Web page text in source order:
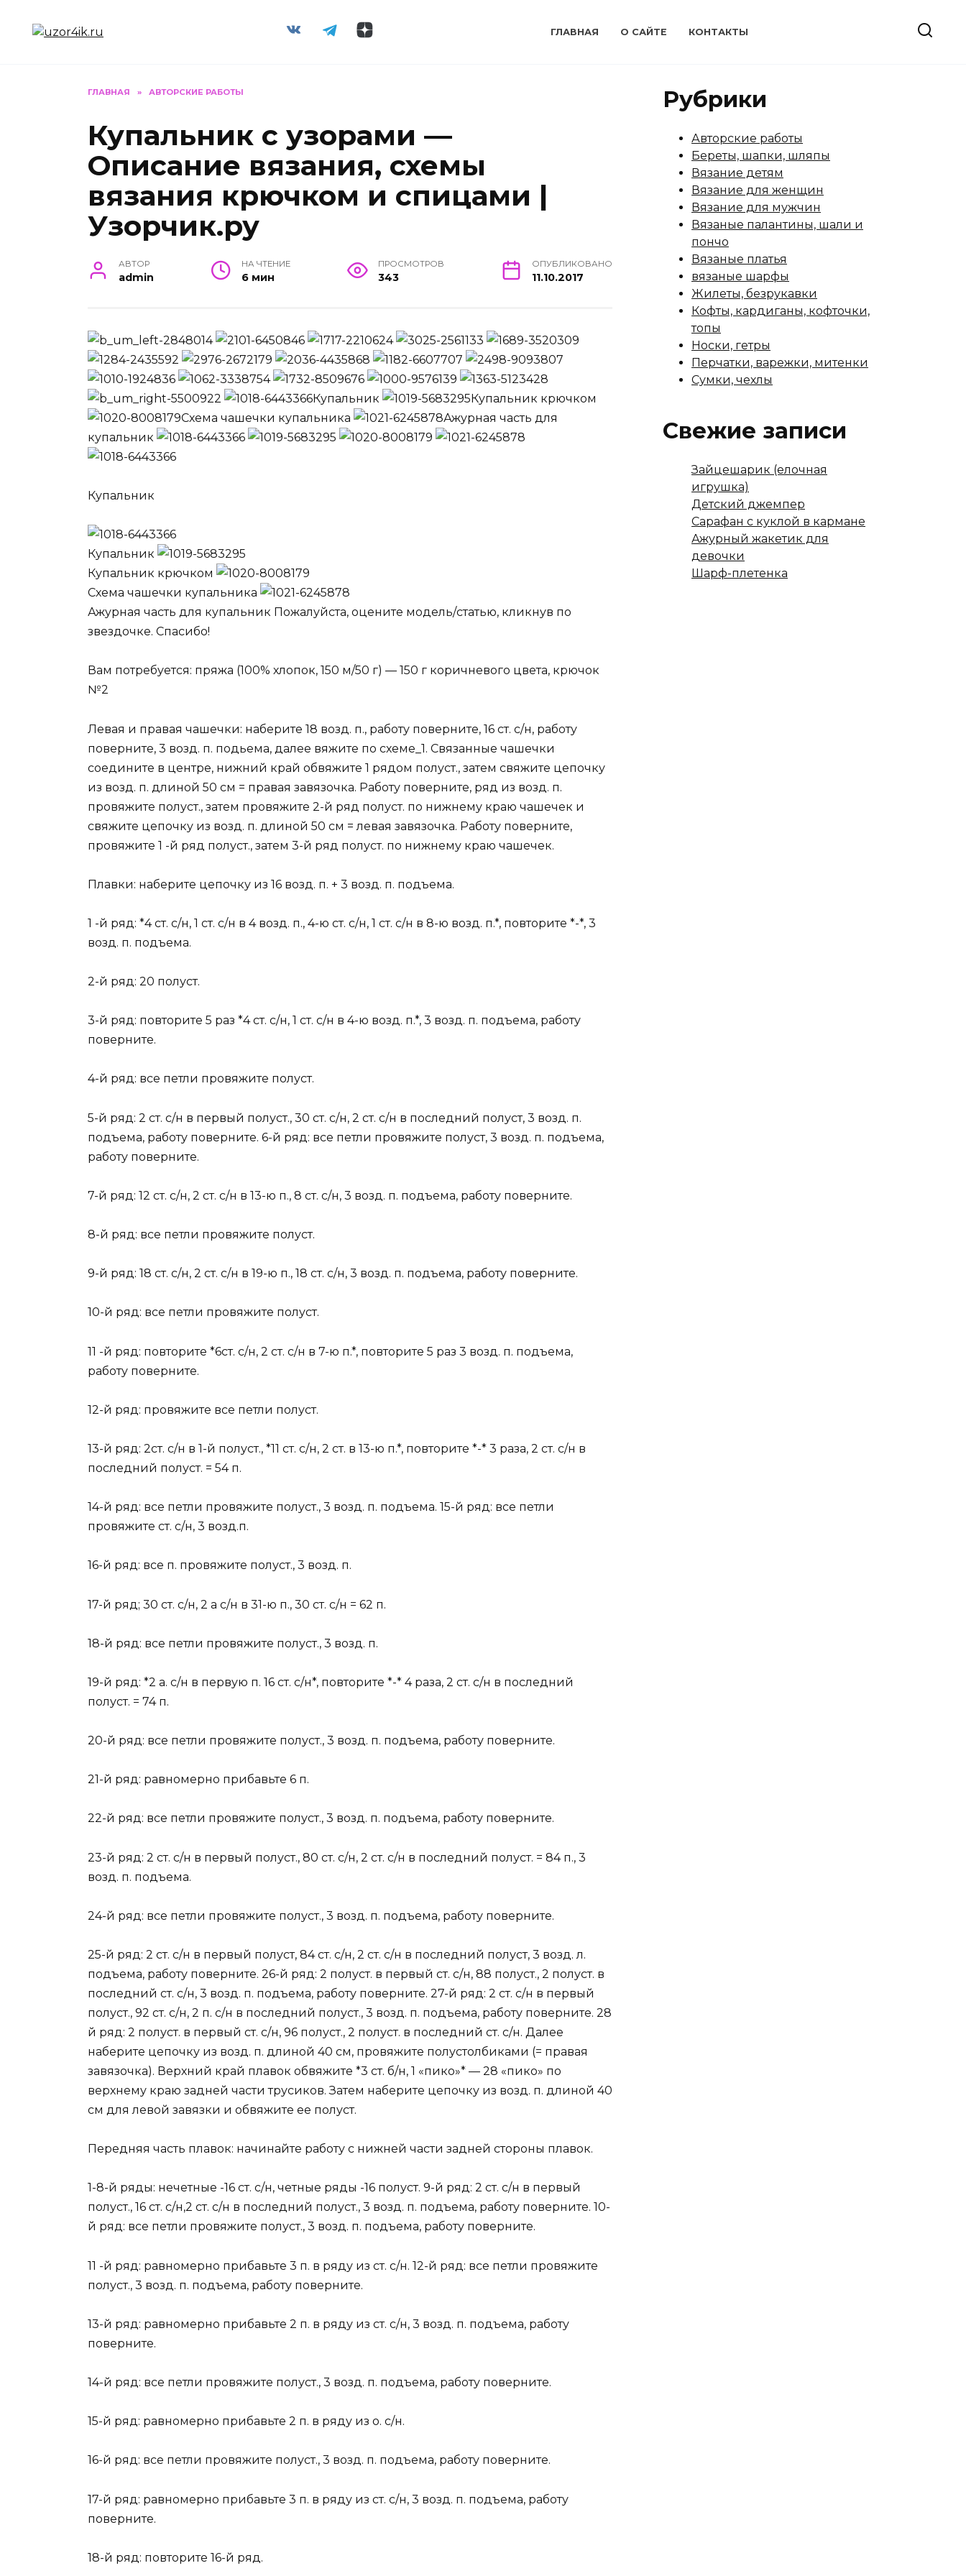
содержанию
ГЛАВНАЯ О САЙТЕ КОНТАКТЫ
ГЛАВНАЯ » АВТОРСКИЕ РАБОТЫ
Купальник с узорами —
Описание вязания, схемы
вязания крючком и спицами |
Узорчик.ру
АВТОР
admin
НА ЧТЕНИЕ
6 мин
ПРОСМОТРОВ
343
ОПУБЛИКОВАНО
11.10.2017
Купальник
Купальник крючком
Схема чашечки купальника
Ажурная часть для
купальник
Купальник
Купальник
Купальник крючком
Схема чашечки купальника
Ажурная часть для купальник Пожалуйста, оцените модель/статью, кликнув по
звездочке. Спасибо!
Вам потребуется: пряжа (100% хлопок, 150 м/50 г) — 150 г коричневого цвета, крючок
№2
Левая и правая чашечки: наберите 18 возд. п., работу поверните, 16 ст. с/н, работу
поверните, 3 возд. п. подьема, далее вяжите по схеме_1. Связанные чашечки
соедините в центре, нижний край обвяжите 1 рядом полуст., затем свяжите цепочку
из возд. п. длиной 50 см = правая завязочка. Работу поверните, ряд из возд. п.
провяжите полуст., затем провяжите 2-й ряд полуст. по нижнему краю чашечек и
свяжите цепочку из возд. п. длиной 50 см = левая завязочка. Работу поверните,
провяжите 1 -й ряд полуст., затем 3-й ряд полуст. по нижнему краю чашечек.
Плавки: наберите цепочку из 16 возд. п. + 3 возд. п. подъема.
1 -й ряд: *4 ст. с/н, 1 ст. с/н в 4 возд. п., 4-ю ст. с/н, 1 ст. с/н в 8-ю возд. п.*, повторите *-*, 3
возд. п. подъема.
2-й ряд: 20 полуст.
3-й ряд: повторите 5 раз *4 ст. с/н, 1 ст. с/н в 4-ю возд. п.*, 3 возд. п. подъема, работу
поверните.
4-й ряд: все петли провяжите полуст.
5-й ряд: 2 ст. с/н в первый полуст., 30 ст. с/н, 2 ст. с/н в последний полуст, 3 возд. п.
подъема, работу поверните. 6-й ряд: все петли провяжите полуст, 3 возд. п. подъема,
работу поверните.
7-й ряд: 12 ст. с/н, 2 ст. с/н в 13-ю п., 8 ст. с/н, 3 возд. п. подъема, работу поверните.
8-й ряд: все петли провяжите полуст.
9-й ряд: 18 ст. с/н, 2 ст. с/н в 19-ю п., 18 ст. с/н, 3 возд. п. подъема, работу поверните.
10-й ряд: все петли провяжите полуст.
11 -й ряд: повторите *6ст. с/н, 2 ст. с/н в 7-ю п.*, повторите 5 раз 3 возд. п. подъема,
работу поверните.
12-й ряд: провяжите все петли полуст.
13-й ряд: 2ст. с/н в 1-й полуст., *11 ст. с/н, 2 ст. в 13-ю п.*, повторите *-* 3 раза, 2 ст. с/н в
последний полуст. = 54 п.
14-й ряд: все петли провяжите полуст., 3 возд. п. подъема. 15-й ряд: все петли
провяжите ст. с/н, 3 возд.п.
16-й ряд: все п. провяжите полуст., 3 возд. п.
17-й ряд; 30 ст. с/н, 2 а с/н в 31-ю п., 30 ст. с/н = 62 п.
18-й ряд: все петли провяжите полуст., 3 возд. п.
19-й ряд: *2 а. с/н в первую п. 16 ст. с/н*, повторите *-* 4 раза, 2 ст. с/н в последний
полуст. = 74 п.
20-й ряд: все петли провяжите полуст., 3 возд. п. подъема, работу поверните.
21-й ряд: равномерно прибавьте 6 п.
22-й ряд: все петли провяжите полуст., 3 возд. п. подъема, работу поверните.
23-й ряд: 2 ст. с/н в первый полуст., 80 ст. с/н, 2 ст. с/н в последний полуст. = 84 п., 3
возд. п. подъема.
24-й ряд: все петли провяжите полуст., 3 возд. п. подъема, работу поверните.
25-й ряд: 2 ст. с/н в первый полуст, 84 ст. с/н, 2 ст. с/н в последний полуст, 3 возд. л.
подъема, работу поверните. 26-й ряд: 2 полуст. в первый ст. с/н, 88 полуст., 2 полуст. в
последний ст. с/н, 3 возд. п. подъема, работу поверните. 27-й ряд: 2 ст. с/н в первый
полуст., 92 ст. с/н, 2 п. с/н в последний полуст., 3 возд. п. подъема, работу поверните. 28
й ряд: 2 полуст. в первый ст. с/н, 96 полуст., 2 полуст. в последний ст. с/н. Далее
наберите цепочку из возд. п. длиной 40 см, провяжите полустолбиками (= правая
завязочка). Верхний край плавок обвяжите *3 ст. б/н, 1 «пико»* — 28 «пико» по
верхнему краю задней части трусиков. Затем наберите цепочку из возд. п. длиной 40
см для левой завязки и обвяжите ее полуст.
Передняя часть плавок: начинайте работу с нижней части задней стороны плавок.
1-8-й ряды: нечетные -16 ст. с/н, четные ряды -16 полуст. 9-й ряд: 2 ст. с/н в первый
полуст., 16 ст. с/н,2 ст. с/н в последний полуст., 3 возд. п. подъема, работу поверните. 10-
й ряд: все петли провяжите полуст., 3 возд. п. подъема, работу поверните.
11 -й ряд: равномерно прибавьте 3 п. в ряду из ст. с/н. 12-й ряд: все петли провяжите
полуст., 3 возд. п. подъема, работу поверните.
13-й ряд: равномерно прибавьте 2 п. в ряду из ст. с/н, 3 возд. п. подъема, работу
поверните.
14-й ряд: все петли провяжите полуст., 3 возд. п. подъема, работу поверните.
15-й ряд: равномерно прибавьте 2 п. в ряду из о. с/н.
16-й ряд: все петли провяжите полуст., 3 возд. п. подъема, работу поверните.
17-й ряд: равномерно прибавьте 3 п. в ряду из ст. с/н, 3 возд. п. подъема, работу
поверните.
18-й ряд: повторите 16-й ряд.
Рубрики
Авторские работы
Береты, шапки, шляпы
Вязание детям
Вязание для женщин
Вязание для мужчин
Вязаные палантины, шали и
пончо
Вязаные платья
вязаные шарфы
Жилеты, безрукавки
Кофты, кардиганы, кофточки,
топы
Носки, гетры
Перчатки, варежки, митенки
Сумки, чехлы
Свежие записи
Зайцешарик (елочная
игрушка)
Детский джемпер
Сарафан с куклой в кармане
Ажурный жакетик для
девочки
Шарф-плетенка